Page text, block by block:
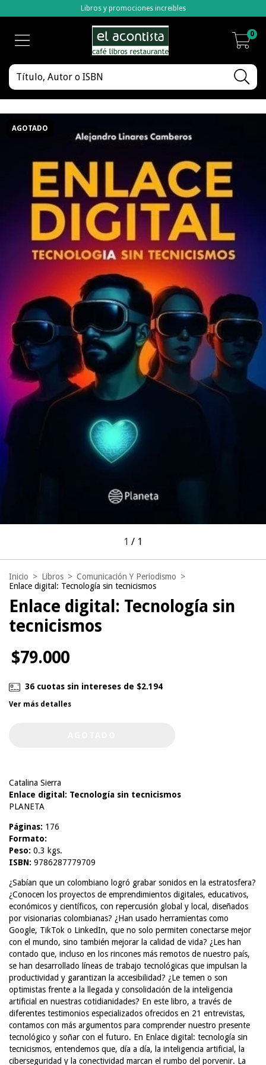
Libros y promociones increibles
0
AGOTADO
1 / 1
Inicio > Libros > Comunicación Y Periodismo >
Enlace digital: Tecnología sin tecnicismos
Enlace digital: Tecnología sin
tecnicismos
$79.000
36 cuotas sin intereses de $2.194
Ver más detalles
Catalina Sierra
Enlace digital: Tecnología sin tecnicismos
PLANETA
Páginas: 176
Formato:
Peso: 0.3 kgs.
ISBN: 9786287779709
¿Sabían que un colombiano logró grabar sonidos en la estratosfera?
¿Conocen los proyectos de emprendimientos digitales, educativos,
económicos y científicos, con repercusión global y local, diseñados
por visionarias colombianas? ¿Han usado herramientas como
Google, TikTok o LinkedIn, que no solo permiten conectarse mejor
con el mundo, sino también mejorar la calidad de vida? ¿Les han
contado que, incluso en los rincones más remotos de nuestro país,
se han desarrollado líneas de trabajo tecnológicas que impulsan la
productividad y garantizan la accesibilidad? ¿Le temen o son
optimistas frente a la llegada y consolidación de la inteligencia
artificial en nuestras cotidianidades? En este libro, a través de
diferentes testimonios especializados ofrecidos en 21 entrevistas,
contamos con más argumentos para comprender nuestro presente
tecnológico y soñar con el futuro. En Enlace digital: tecnología sin
tecnicismos, entendemos que, día a día, la inteligencia artificial, la
ciberseguridad y la conectividad marcan el rumbo del porvenir. La